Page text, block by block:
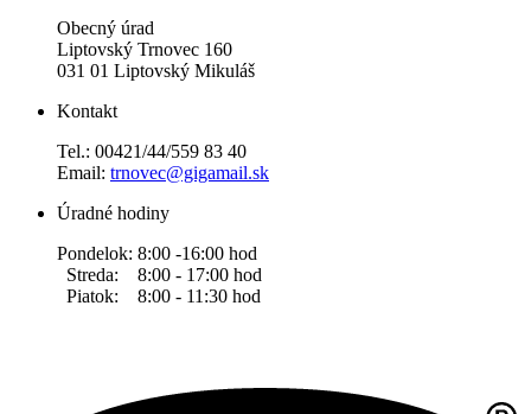
Obecný úrad
Liptovský Trnovec 160
031 01 Liptovský Mikuláš
Kontakt
Tel.: 00421/44/559 83 40
Email: trnovec@gigamail.sk
Úradné hodiny
Pondelok: 8:00 -16:00 hod
Streda: 8:00 - 17:00 hod
Piatok: 8:00 - 11:30 hod